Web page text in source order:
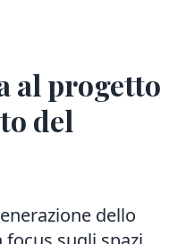
al progetto
del
dello